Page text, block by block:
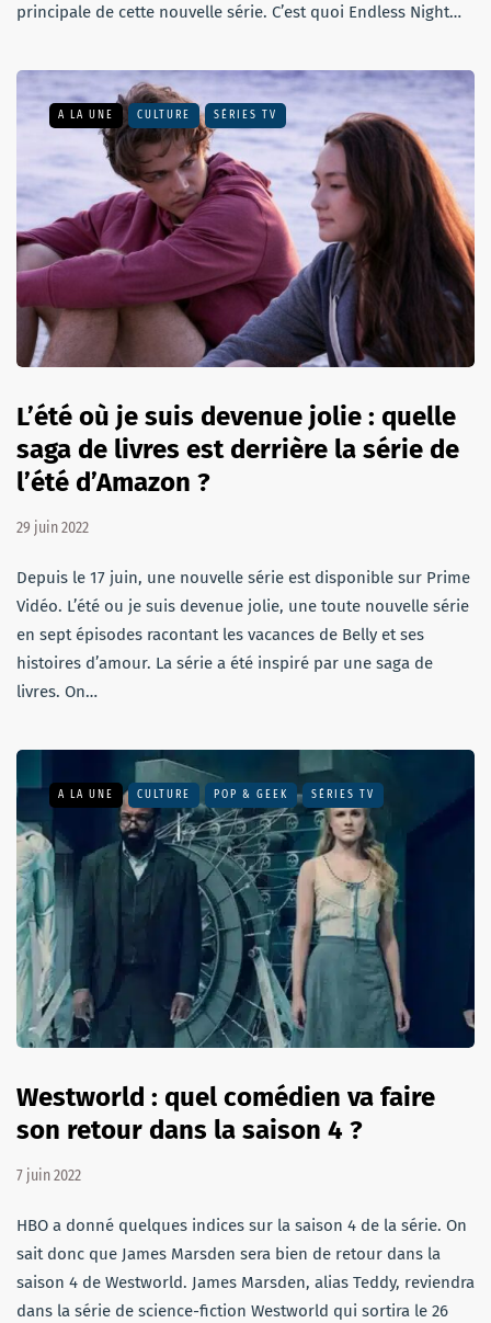
principale de cette nouvelle série. C’est quoi Endless Night…
A LA UNE CULTURE SÉRIES TV
L’été où je suis devenue jolie : quelle
saga de livres est derrière la série de
l’été d’Amazon ?
29 juin 2022
Depuis le 17 juin, une nouvelle série est disponible sur Prime
Vidéo. L’été ou je suis devenue jolie, une toute nouvelle série
en sept épisodes racontant les vacances de Belly et ses
histoires d’amour. La série a été inspiré par une saga de
livres. On…
A LA UNE CULTURE POP & GEEK SÉRIES TV
Westworld : quel comédien va faire
son retour dans la saison 4 ?
7 juin 2022
HBO a donné quelques indices sur la saison 4 de la série. On
sait donc que James Marsden sera bien de retour dans la
saison 4 de Westworld. James Marsden, alias Teddy, reviendra
dans la série de science-fiction Westworld qui sortira le 26